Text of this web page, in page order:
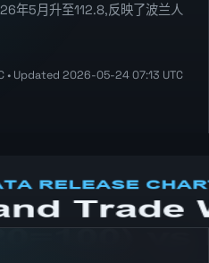
年5月升至112.8,反映了波兰人
• Updated 2026-05-24 07:13 UTC
release context.